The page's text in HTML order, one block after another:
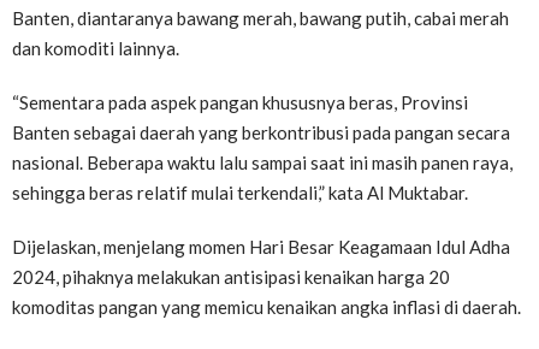
Banten, diantaranya bawang merah, bawang putih, cabai merah
dan komoditi lainnya.
“Sementara pada aspek pangan khususnya beras, Provinsi
Banten sebagai daerah yang berkontribusi pada pangan secara
nasional. Beberapa waktu lalu sampai saat ini masih panen raya,
sehingga beras relatif mulai terkendali,” kata Al Muktabar.
Dijelaskan, menjelang momen Hari Besar Keagamaan Idul Adha
2024, pihaknya melakukan antisipasi kenaikan harga 20
komoditas pangan yang memicu kenaikan angka inflasi di daerah.